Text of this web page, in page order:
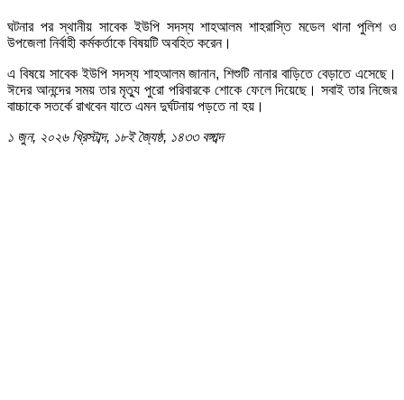
​ঘটনার পর স্থানীয় সাবেক ইউপি সদস্য শাহআলম শাহরাস্তি মডেল থানা পুলিশ ও
উপজেলা নির্বাহী কর্মকর্তাকে বিষয়টি অবহিত করেন।
​এ বিষয়ে সাবেক ইউপি সদস্য শাহআলম জানান, শিশুটি নানার বাড়িতে বেড়াতে এসেছে।
ঈদের আনন্দের সময় তার মৃত্যু পুরো পরিবারকে শোকে ফেলে দিয়েছে। সবাই তার নিজের
বাচ্চাকে সতর্কে রাখবেন যাতে এমন দুর্ঘটনায় পড়তে না হয়।
১ জুন, ২০২৬ খ্রিস্টাব্দ, ১৮ই জ্যৈষ্ঠ, ১৪৩৩ বঙ্গাব্দ